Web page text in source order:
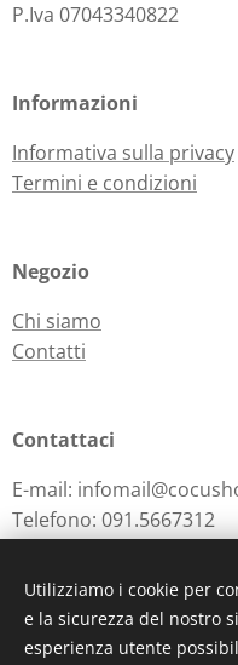
P.Iva 07043340822
Informazioni
Informativa sulla privacy
Termini e condizioni
Negozio
Chi siamo
Contatti
Contattaci
E-mail:
Telefono: 091.5667312
Powered
Utilizziamo i cookie per
e la sicurezza del nostro
esperienza utente